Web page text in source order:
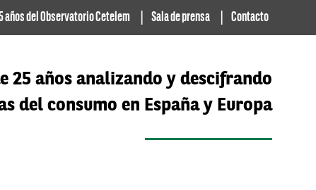
años del Observatorio Cetelem Sala de prensa Contacto
25 años analizando y descifrando
del consumo en España y Europa